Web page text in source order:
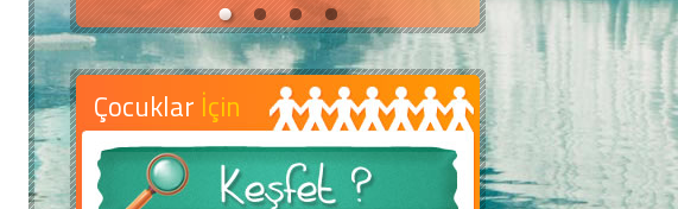
Çocuklar İçin